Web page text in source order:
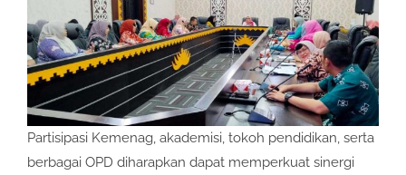
Partisipasi Kemenag, akademisi, tokoh pendidikan, serta
berbagai OPD diharapkan dapat memperkuat sinergi